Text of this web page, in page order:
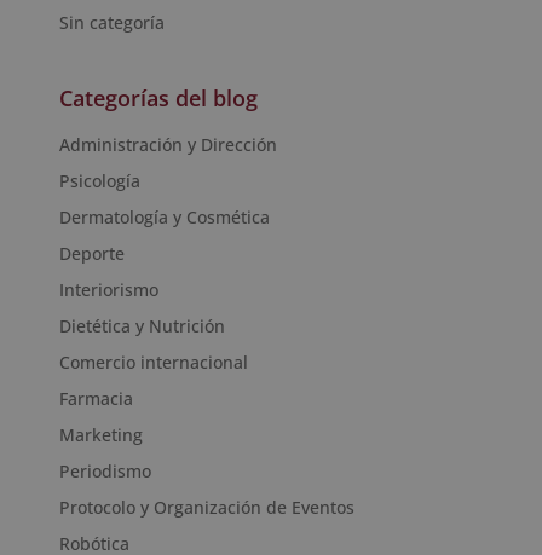
Sin categoría
Categorías del blog
Administración y Dirección
Psicología
Dermatología y Cosmética
Deporte
Interiorismo
Dietética y Nutrición
Comercio internacional
Farmacia
Marketing
Periodismo
Protocolo y Organización de Eventos
Robótica